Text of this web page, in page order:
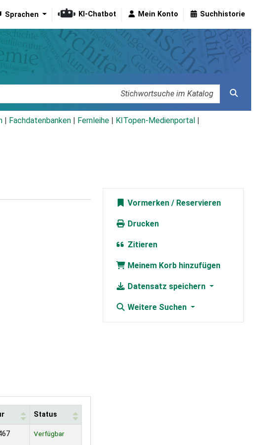
Sprachen KI-Chatbot Mein Konto Suchhistorie
Fachdatenbanken Fernleihe KITopen-Medienportal
Status
Verfügbar
Vormerken
Drucken
Zitieren
Meinem Korb hinzufügen
Datensatz speichern
Weitere Suchen